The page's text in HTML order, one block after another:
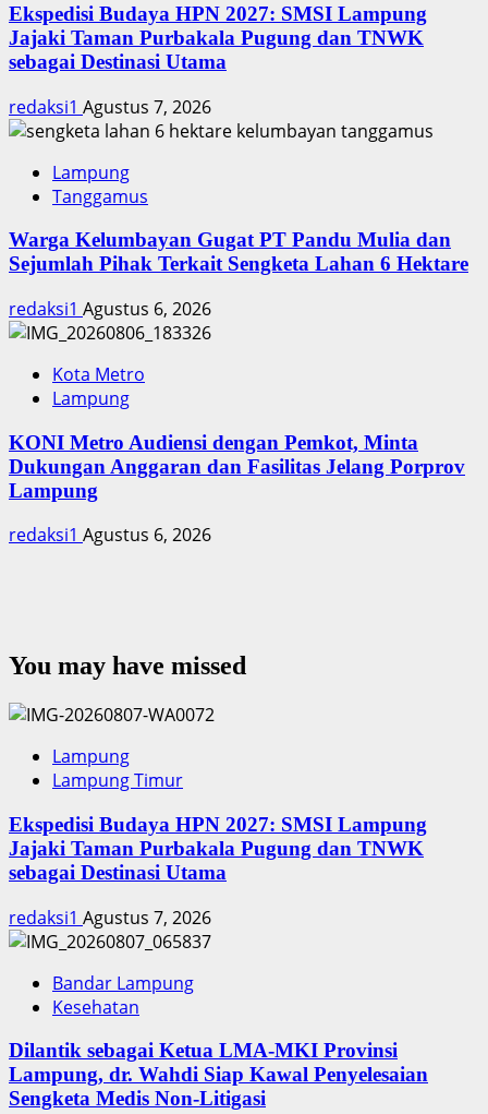
Ekspedisi Budaya HPN 2027: SMSI Lampung
Jajaki Taman Purbakala Pugung dan TNWK
sebagai Destinasi Utama
redaksi1 Agustus 7, 2026
Lampung
Tanggamus
Warga Kelumbayan Gugat PT Pandu Mulia dan
Sejumlah Pihak Terkait Sengketa Lahan 6 Hektare
redaksi1 Agustus 6, 2026
Kota Metro
Lampung
KONI Metro Audiensi dengan Pemkot, Minta
Dukungan Anggaran dan Fasilitas Jelang Porprov
Lampung
redaksi1 Agustus 6, 2026
You may have missed
Lampung
Lampung Timur
Ekspedisi Budaya HPN 2027: SMSI Lampung
Jajaki Taman Purbakala Pugung dan TNWK
sebagai Destinasi Utama
redaksi1 Agustus 7, 2026
Bandar Lampung
Kesehatan
Dilantik sebagai Ketua LMA-MKI Provinsi
Lampung, dr. Wahdi Siap Kawal Penyelesaian
Sengketa Medis Non-Litigasi